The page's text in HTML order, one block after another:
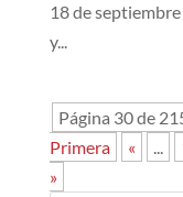
18 de
y...
Página 30 de
Primera
« ...
»